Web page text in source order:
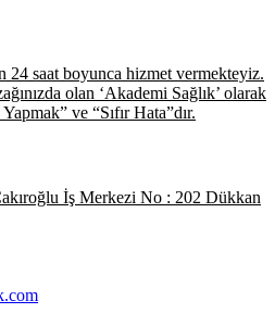
24 saat boyunca hizmet vermekteyiz.
olan ‘Akademi Sağlık’ olarak
ve “Sıfır Hata”dır.
İş Merkezi No : 202 Dükkan